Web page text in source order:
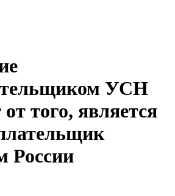
УСН
того, является
России